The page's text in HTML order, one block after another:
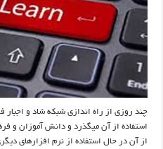
چند روزی از راه اندازی شبکه شاد و
استفاده از آن میگذرد و دانش آموزان و
از آن در حال استفاده از نرم افزارهای